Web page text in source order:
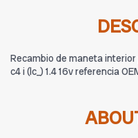
Recambio de maneta
c4 i (lc_) 1.4 16v referencia